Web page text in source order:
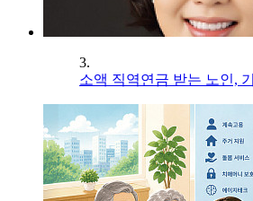
3.
소액 직역연금 받는 노인,